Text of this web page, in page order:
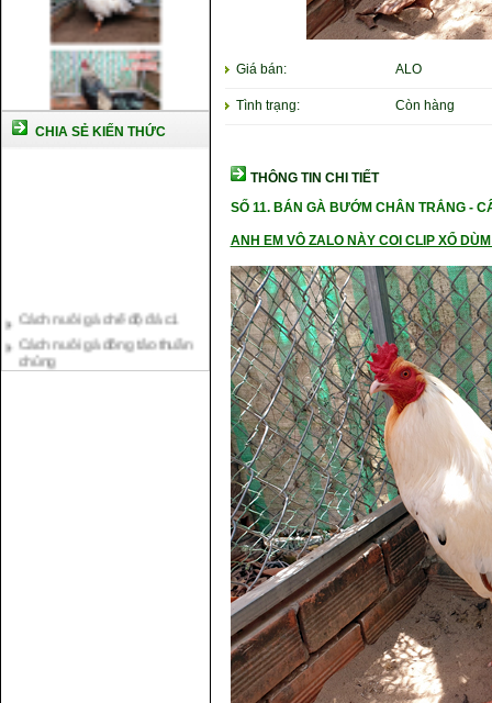
CHIA SẺ KIẾN THỨC
Cách nuôi gà đông tảo thuần
Kỹ thuật nuôi gà con mới nở
Giá bán: ALO
Tình trạng: Còn hàng
THÔNG TIN CHI TIẾT
SỐ 11.BÁN GÀ BƯỚM CHÂN TRẮNG -
ANH EM VÔ ZALO NÀY COI CLIP XỔ